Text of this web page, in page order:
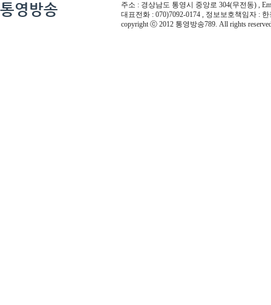
통영방송
주소 : 경상남도 통영시 중앙로 304(무전동) ,
대표전화 : 070)7092-0174 , 정보보호책임자 :
copyright ⓒ 2012 통영방송789. All rights